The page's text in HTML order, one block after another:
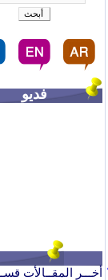
فديو
أخـــر المقــالأت